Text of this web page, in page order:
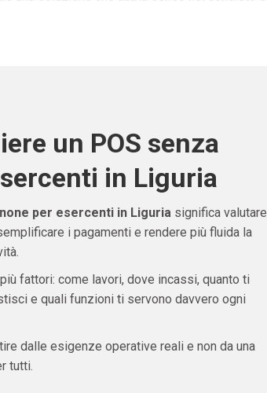
un POS senza
in Liguria
per esercenti in Liguriasignifica valutare
i pagamenti e rendere più fluida la
fattori: come lavori, dove incassi, quanto ti
e quali funzioni ti servono davvero ogni
dalle esigenze operative reali e non da una
tutti.